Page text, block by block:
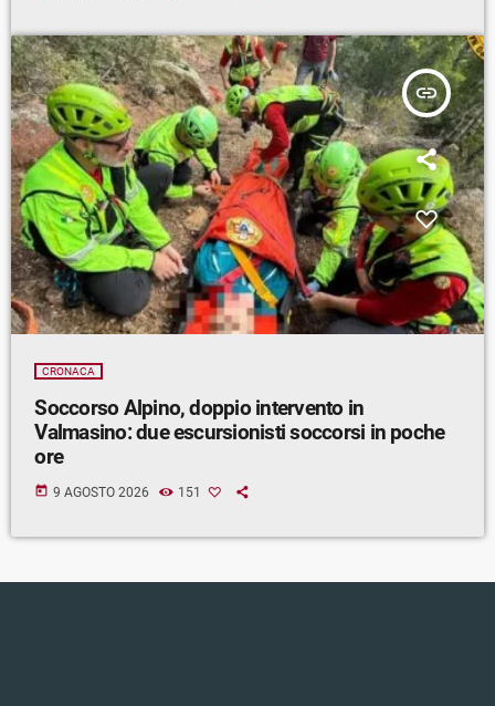
insert_link
CRONACA
Soccorso Alpino, doppio intervento in
Valmasino: due escursionisti soccorsi in poche
ore
today 9 AGOSTO 2026 151